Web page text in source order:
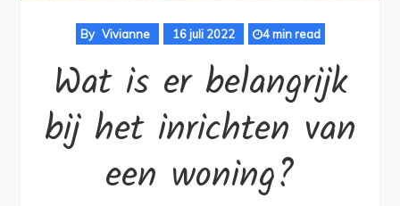
By Vivianne 16 juli 2022 4 min read
Wat is er belangrijk
bij het inrichten van
een woning?